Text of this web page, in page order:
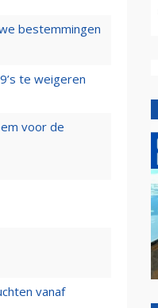
bestemmingen
te weigeren
voor de
vanaf